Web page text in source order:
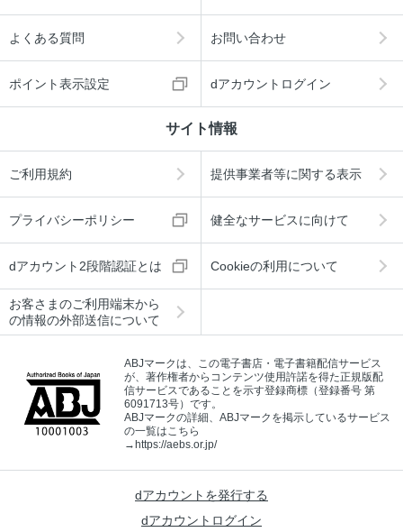
よくある質問 お問い合わせ
ポイント表示設定 dアカウントログイン
サイト情報
ご利用規約 提供事業者等に関する表示
プライバシーポリシー 健全なサービスに向けて
dアカウント2段階認証とは Cookieの利用について
お客さまのご利用端末から
の情報の外部送信について
ABJマークは、この電子書店・電子書籍配信サービス
が、著作権者からコンテンツ使用許諾を得た正規版配
信サービスであることを示す登録商標（登録番号 第
6091713号）です。
ABJマークの詳細、ABJマークを掲示しているサービス
の一覧はこちら
→https://aebs.or.jp/
dアカウントを発行する
dアカウントログイン